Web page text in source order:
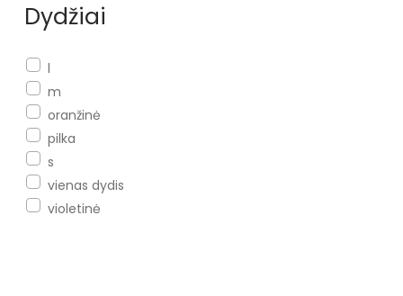
Dydžiai
l
m
oranžinė
pilka
s
vienas dydis
violetinė